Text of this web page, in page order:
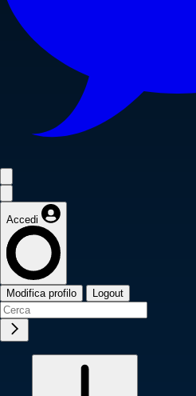
Accedi
Modifica profilo Logout